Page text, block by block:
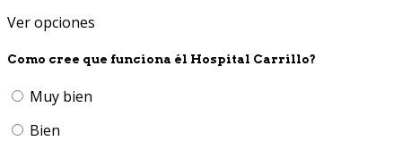
Ver opciones
Como cree que funciona él Hospital Carrillo?
Muy bien
Bien